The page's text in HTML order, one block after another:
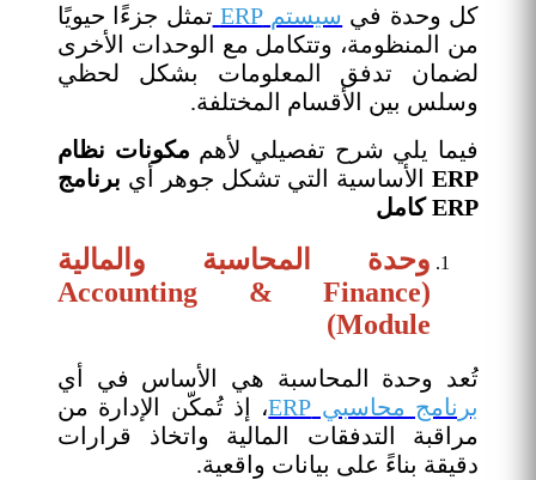
كل وحدة في سيستم ERP
تمثل جزءًا حيويًا
من المنظومة، وتتكامل مع الوحدات الأخرى
لضمان تدفق المعلومات بشكل لحظي
وسلس بين الأقسام المختلفة.
فيما يلي شرح تفصيلي لأهم مكونات نظام
ERPالأساسية التي تشكل جوهر أي برنامج
ERP كامل
وحدة المحاسبة والمالية
(Accounting & Finance
Module)
تُعد وحدة المحاسبة هي الأساس في أي
برنامج محاسبي ERP
، إذ تُمكّن الإدارة من
مراقبة التدفقات المالية واتخاذ قرارات
دقيقة بناءً على بيانات واقعية.